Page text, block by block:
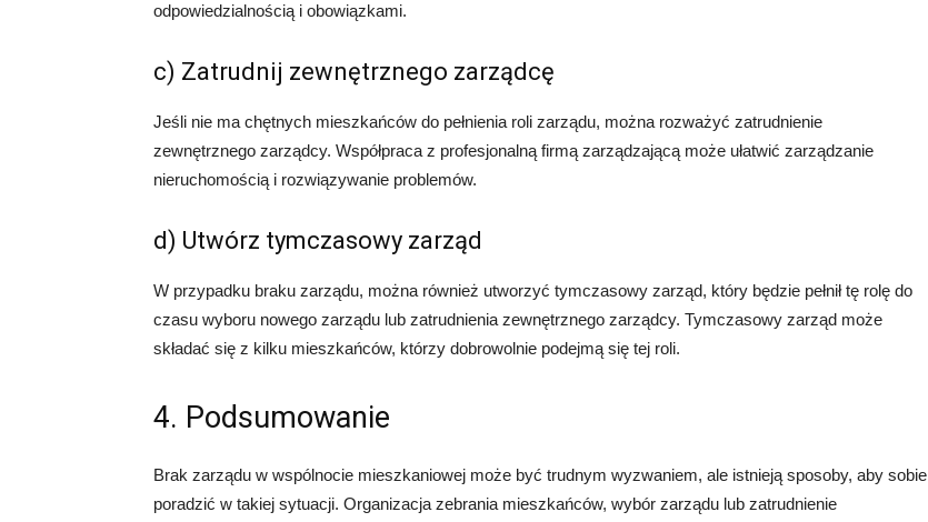
odpowiedzialnością i obowiązkami.
c) Zatrudnij zewnętrznego zarządcę
Jeśli nie ma chętnych mieszkańców do pełnienia roli zarządu, można rozważyć zatrudnienie
zewnętrznego zarządcy. Współpraca z profesjonalną firmą zarządzającą może ułatwić zarządzanie
nieruchomością i rozwiązywanie problemów.
d) Utwórz tymczasowy zarząd
W przypadku braku zarządu, można również utworzyć tymczasowy zarząd, który będzie pełnił tę rolę do
czasu wyboru nowego zarządu lub zatrudnienia zewnętrznego zarządcy. Tymczasowy zarząd może
składać się z kilku mieszkańców, którzy dobrowolnie podejmą się tej roli.
4. Podsumowanie
Brak zarządu w wspólnocie mieszkaniowej może być trudnym wyzwaniem, ale istnieją sposoby, aby sobie
poradzić w takiej sytuacji. Organizacja zebrania mieszkańców, wybór zarządu lub zatrudnienie